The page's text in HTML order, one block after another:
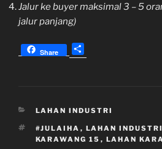
Jalur ke buyer maksimal 3 – 5
jalur panjang)
Share
h
KATEGORI
LAHAN INDUSTRI
TAG
#JULAIHA , LAHAN
KARAWANG 15 , LAHAN